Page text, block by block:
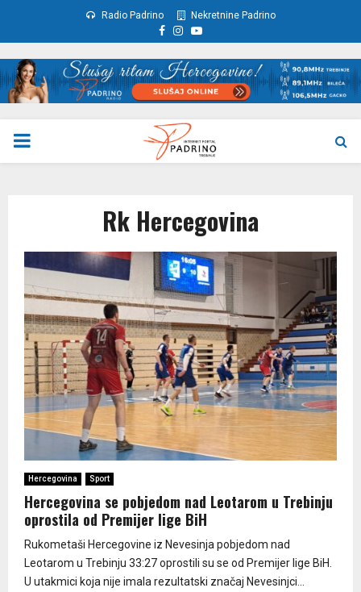
Radio Padrino Nekretnine Padrino
Facebook
Instagram
Youtube
PRIMARY
Rk Hercegovina
Hercegovina Sport
Hercegovina se pobjedom nad Leotarom u Trebinju
oprostila od Premijer lige BiH
Rukometaši Hercegovine iz Nevesinja pobjedom nad
Leotarom u Trebinju 33:27 oprostili su se od Premijer lige BiH.
U utakmici koja nije imala rezultatski značaj Nevesinjci...